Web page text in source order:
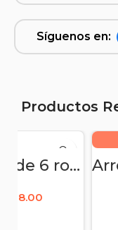
Síguenos en:
Productos
Arreglo de 6 rosas, peluches y globos – para bienvenida de niña
138.00